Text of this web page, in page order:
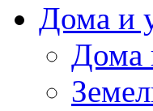
Дома и
Дома